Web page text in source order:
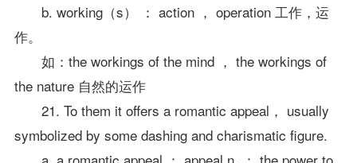
b. working（s） ： action ， operation 工作，运
作。
如：the workings of the mind ， the workings of
the nature 自然的运作
21. To them it offers a romantic appeal， usually
symbolized by some dashing and charismatic figure.